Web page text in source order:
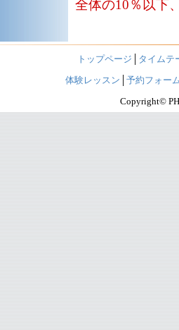
全体の10％以下
トップページ
タイムテ
体験レッスン
予約フォー
Copyright©